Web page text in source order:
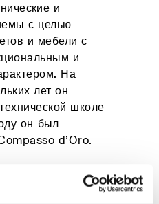
ВСЯ ПРОДУКЦИЯ
и
с целью
и мебели с
и
На
лет он
школе
он был
d’Oro.